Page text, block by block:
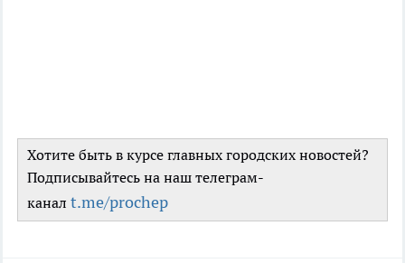
Хотите быть в курсе главных городских новостей?
Подписывайтесь на наш телеграм-
канал t.me/prochep